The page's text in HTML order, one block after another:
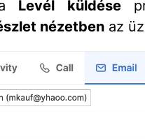
Levél küldése
nézetben az